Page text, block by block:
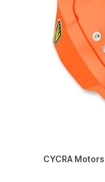
CYCRA